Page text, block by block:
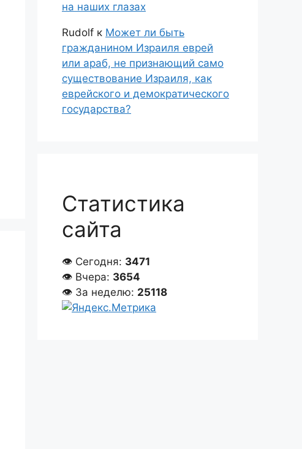
на наших глазах
Rudolf к Может ли быть
гражданином Израиля еврей
или араб, не признающий само
существование Израиля, как
еврейского и демократического
государства?
Статистика
сайта
👁 Сегодня: 3471
👁 Вчера: 3654
👁 За неделю: 25118